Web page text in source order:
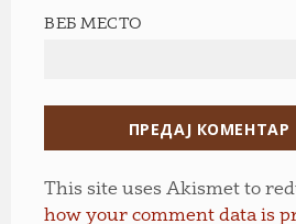
ВЕБ МЕСТО
This site uses Akismet to
how your comment data is